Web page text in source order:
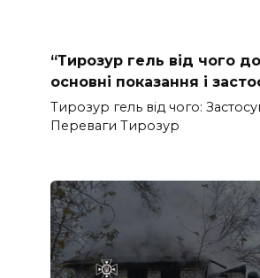
“Тирозур гель від чого
основні показання і
Тирозур гель від чого:
Переваги Тирозур